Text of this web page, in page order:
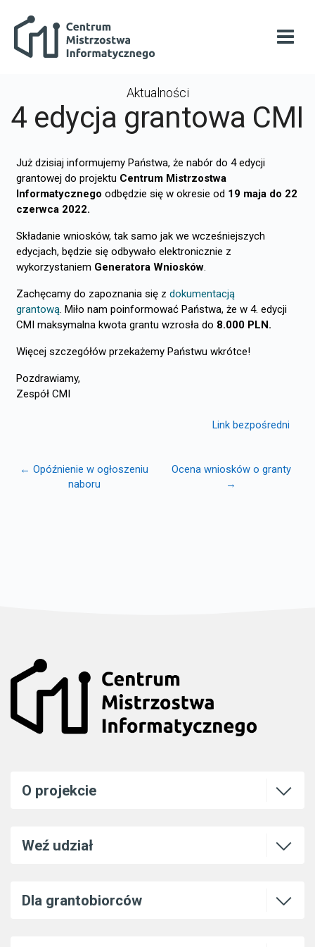
Aktualności
4 edycja grantowa CMI
Już dzisiaj informujemy Państwa, że nabór do 4 edycji
grantowej do projektu Centrum Mistrzostwa
Informatycznego odbędzie się w okresie od 19 maja do 22
czerwca 2022.
Składanie wniosków, tak samo jak we wcześniejszych
edycjach, będzie się odbywało elektronicznie z
wykorzystaniem Generatora Wniosków.
Zachęcamy do zapoznania się z dokumentacją
grantową. Miło nam poinformować Państwa, że w 4. edycji
CMI maksymalna kwota grantu wzrosła do 8.000 PLN.
Więcej szczegółów przekażemy Państwu wkrótce!
Pozdrawiamy,
Zespół CMI
Link bezpośredni
← Opóźnienie w ogłoszeniu
naboru
Ocena wniosków o granty
→
O projekcie Otwórz
Weź udział Otwórz
Dla grantobiorców Otwórz